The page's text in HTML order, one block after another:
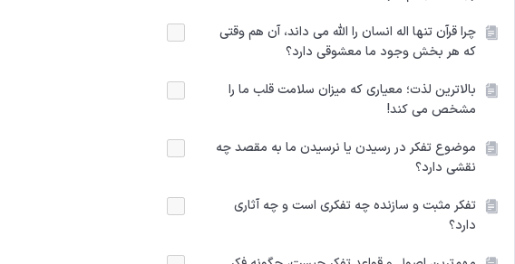
چرا قرآن تنها اله انسان را الله می داند، آن هم وقتی
که هر بخش وجود ما معشوقی دارد؟
بالاترین لذت؛ معیاری که میزان سلامت قلب ما را
مشخص می کند!
موضوع تفکر در رسیدن یا نرسیدن ما به مقصد چه
نقشی دارد؟
تفکر مثبت و سازنده چه تفکری است و چه آثاری
دارد؟